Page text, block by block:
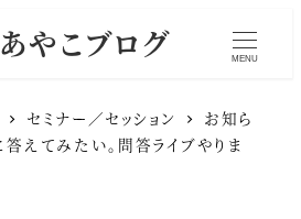
やこブログ MENU
セミナー／セッション
お知ら
えてみたい。問答ライブやりま